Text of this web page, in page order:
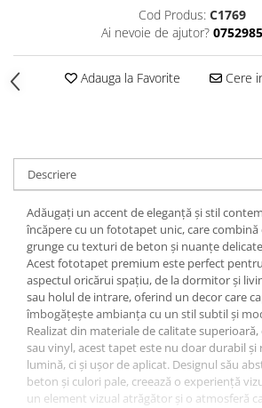
Cod Produs: C1769
Ai nevoie de ajutor?
Adauga la Favorite Cere
Descriere
Adăugați un accent de eleganță și stil
încăpere cu un fototapet unic, care
grunge cu texturi de beton și nuanțe
Acest fototapet premium este perfect
aspectul oricărui spațiu, de la dormitor și
sau holul de intrare, oferind un decor care
îmbogățește ambianța cu un stil subtil și
Realizat din materiale de calitate
sau vinyl, acest tapet este nu doar durabil și
lumină, ci și ușor de aplicat. Designul său
beton și culori pale, creează o experiență
un element vizual atrăgător și o atmosferă